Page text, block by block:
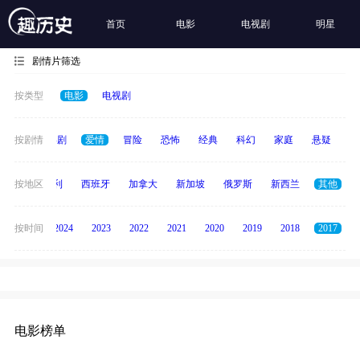
首页 电影 电视剧 明星
剧情片筛选
按类型 电影 电视剧
按剧情
全部 喜剧 爱情 冒险 恐怖 经典 科幻 家庭 悬疑
按地区
度 意大利 西班牙 加拿大 新加坡 俄罗斯 新西兰 其他
按时间
2025 2024 2023 2022 2021 2020 2019 2018 2017
电影榜单